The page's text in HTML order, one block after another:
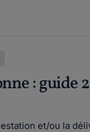
: guide
et/ou la